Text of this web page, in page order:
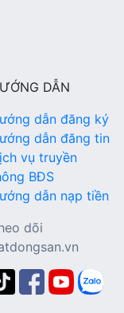
DẪN
dẫn đăng ký
dẫn đăng tin
vụ truyền
BĐS
dẫn nạp tiền
dõi